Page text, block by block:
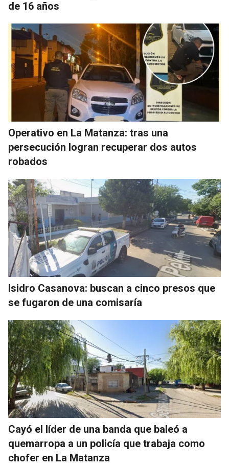
de 16 años
Operativo en La Matanza: tras una
persecución logran recuperar dos autos
robados
Isidro Casanova: buscan a cinco presos que
se fugaron de una comisaría
Cayó el líder de una banda que baleó a
quemarropa a un policía que trabaja como
chofer en La Matanza